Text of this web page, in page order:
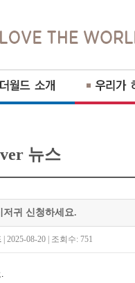
뉴스
저귀 신청하세요.
| 2025-08-20 | 조회수: 751
.